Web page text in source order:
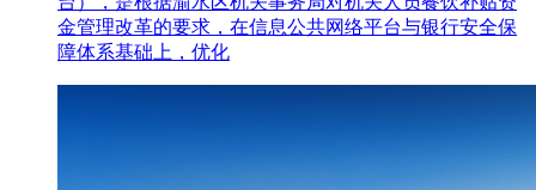
金管理改革的要求，在信息公共网络平台与银行安全保
障体系基础上，优化